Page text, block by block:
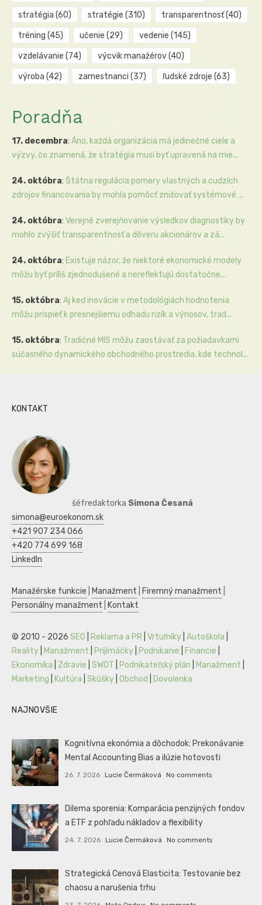
stratégia (60) stratégie (310) transparentnosť(40)
tréning (45) učenie (29) vedenie (145)
vzdelávanie (74) výcvik manažérov(40)
výroba (42) zamestnanci (37) ľudské zdroje (63)
Poradňa
17. decembra: Áno, každá organizácia má jedinečné ciele a
výzvy, čo znamená, že stratégia musí byť upravená na mie...
24. októbra: Štátna regulácia pomery vlastných a cudzích
zdrojov financovania by mohla pomôcť znižovať systémové ...
24. októbra: Verejné zverejňovanie výsledkov diagnostiky by
mohlo zvýšiť transparentnosť a dôveru akcionárov a zá...
24. októbra: Existuje názor, že niektoré ekonomické modely
môžu byť príliš zjednodušené a nereflektujú dostatočne...
15. októbra: Aj keď inovácie v metodológiách hodnotenia
môžu prispieť k presnejšiemu odhadu rizík a výnosov, trad...
15. októbra: Tradičné MIS môžu zaostávať za požiadavkami
súčasného dynamického obchodného prostredia, kde technol...
KONTAKT
šéfredaktorka Simona Česaná
simona@euroekonom.sk
+421 907 234 066
+420 774 699 168
LinkedIn
Manažérske funkcie Manažment Firemný manažment
Personálny manažment
Kontakt
© 2010 - 2026 SEO Reklama a PR Vrtuľníky Autoškola
Reality
Manažment Prijímáčky Podnikanie Financie
Ekonomika
Zdravie SWOT Podnikateľský plán Manažment
Marketing
Kultúra Skúšky Obchod Dovolenka
NAJNOVŠIE
Kognitívna ekonómia a dôchodok: Prekonávanie
Mental Accounting Bias a ilúzie hotovosti
26. 7. 2026 Lucie Čermáková No comments
Dilema sporenia: Komparácia penzijných fondov
a ETF z pohľadu nákladov a flexibility
24. 7. 2026 Lucie Čermáková No comments
Strategická Cenová Elasticita: Testovanie bez
chaosu a narušenia trhu